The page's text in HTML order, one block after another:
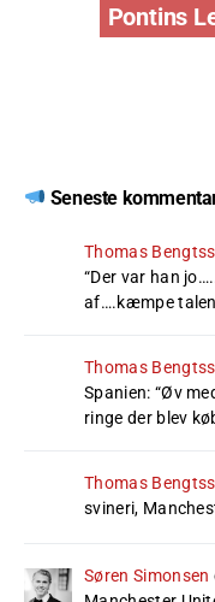
Pontins
Seneste
Thomas
“Der var han
af….kæmpe
Thomas
Spanien: “Øv
ringe der blev
Thomas
svineri,
Søren Simonsen